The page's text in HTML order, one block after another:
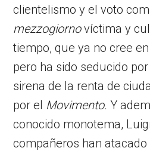
clientelismo y el voto
mezzogiornovíctima y
tiempo, que ya no cree
pero ha sido seducido
sirena de la renta de
por el Movimento. Y
conocido monotema,
compañeros han atacado